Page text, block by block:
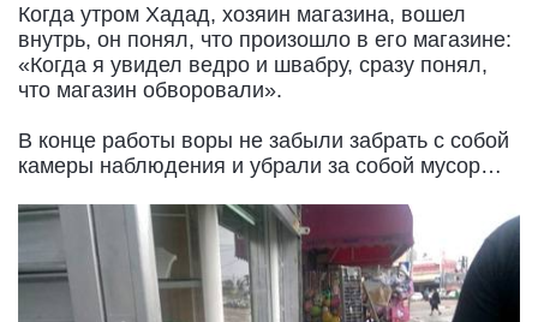
Когда утром Хадад, хозяин магазина, вошел
внутрь, он понял, что произошло в его магазине:
«Когда я увидел ведро и швабру, сразу понял,
что магазин обворовали».
В конце работы воры не забыли забрать с собой
камеры наблюдения и убрали за собой мусор…